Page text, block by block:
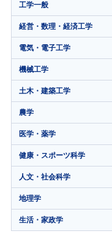
工学一般
経営・数理・経済工学
電気・電子工学
機械工学
土木・建築工学
農学
医学・薬学
健康・スポーツ科学
人文・社会科学
地理学
生活・家政学